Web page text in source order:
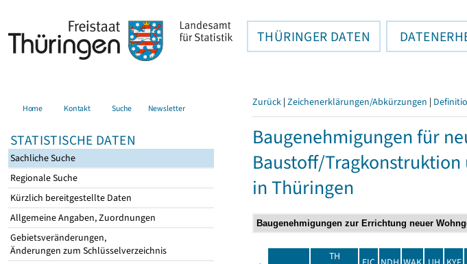
THÜRINGER DATEN
Home Kontakt Suche Newsletter
STATISTISCHE DATEN
Sachliche Suche
Regionale Suche
Kürzlich bereitgestellte Daten
Allgemeine Angaben, Zuordnungen
Gebietsveränderungen,
Änderungen zum Schlüsselverzeichnis
Zurück | Zeichenerklärungen/Abkürzungen |
Baugenehmigungen für
Baustoff/Tragkonstruktion
in Thüringen
TH